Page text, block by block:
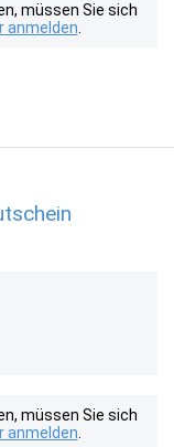
müssen Sie sich
anmelden
müssen Sie sich
anmelden